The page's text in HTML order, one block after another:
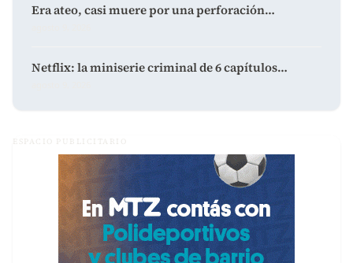
Era ateo, casi muere por una perforación…
Netflix: la miniserie criminal de 6 capítulos…
ESPACIO PUBLICITARIO